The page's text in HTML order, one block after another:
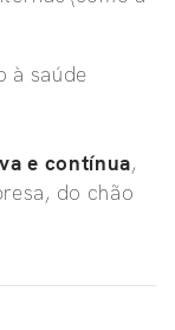
à saúde
e contínua,
do chão